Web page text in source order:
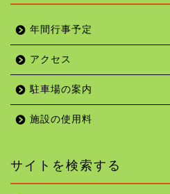
年間行事予定
アクセス
駐車場の案内
施設の使用料
サイトを検索する